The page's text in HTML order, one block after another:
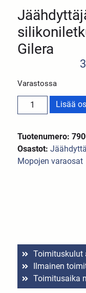
Gilera
Varastossa
Lisää
Tuotenumero:
Osastot:
Mopojen varaosat
Toimituskulut
Ilmainen
Toimitusaika